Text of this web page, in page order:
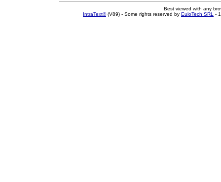
Best viewed with any
IntraText®(V89) - Some rights reserved by EuloTech SRL -